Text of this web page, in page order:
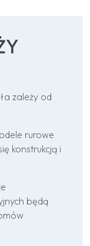
zależy od
rurowe
konstrukcją i
będą